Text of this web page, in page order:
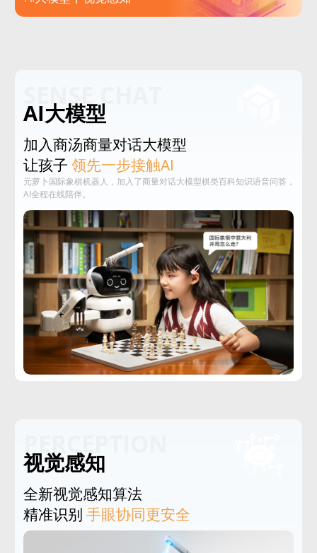
SENSE CHAT
AI大模型
加入商汤商量对话大模型
让孩子领先一步接触AI
元萝卜国际象棋机器人，加入了商量对话大模型棋类百科知识语音问答，
AI全程在线陪伴。‌
PERCEPTION
视觉感知
全新视觉感知算法
精准识别手眼协同更安全